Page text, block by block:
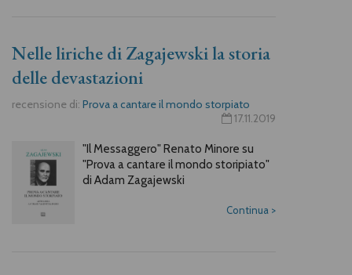
Nelle liriche di Zagajewski la storia
delle devastazioni
recensione di: Prova a cantare il mondo storpiato
17.11.2019
"Il Messaggero" Renato Minore su
"Prova a cantare il mondo storipiato"
di Adam Zagajewski
Continua >